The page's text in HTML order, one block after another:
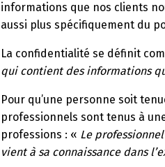
informations que nos clients
aussi plus spécifiquement du
La confidentialité se définit
qui contient des informations
Pour qu’une personne soit
professionnels sont tenus à
professions : « Le
vient à sa connaissance dans